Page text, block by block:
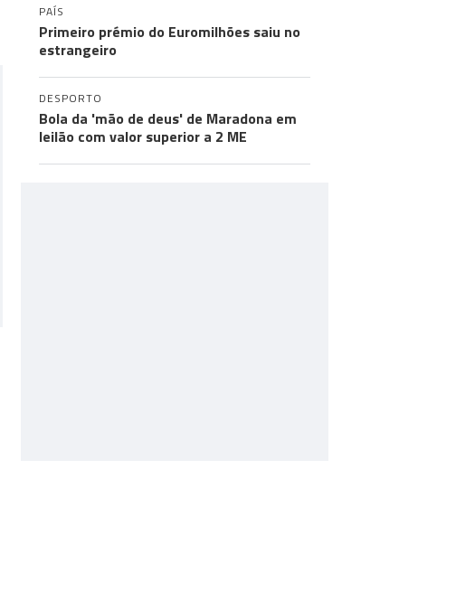
PAÍS
Primeiro prémio do Euromilhões saiu no
estrangeiro
DESPORTO
Bola da 'mão de deus' de Maradona em
leilão com valor superior a 2 ME